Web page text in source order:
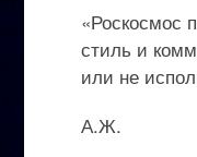
«Роскосмос
стиль и
или не
А.Ж.